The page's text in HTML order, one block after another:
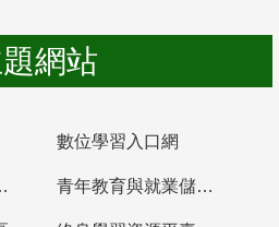
網站
數位學習入口網
書櫃 青年教育與就業儲蓄帳戶